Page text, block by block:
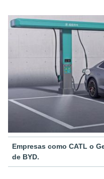
Empresas como CATL o
de BYD.